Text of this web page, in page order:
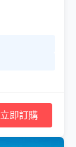
立即訂購